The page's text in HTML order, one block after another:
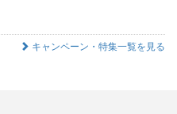
キャンペーン・特集一覧を見る